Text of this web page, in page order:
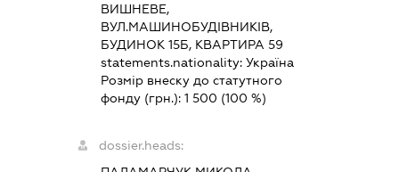
ВИШНЕВЕ,
ВУЛ.МАШИНОБУДІВНИКІВ,
БУДИНОК 15Б, КВАРТИРА 59
statements.nationality:Україна
Розмір внеску до статутного
фонду (грн.):1 500 (100 %)
dossier.heads: